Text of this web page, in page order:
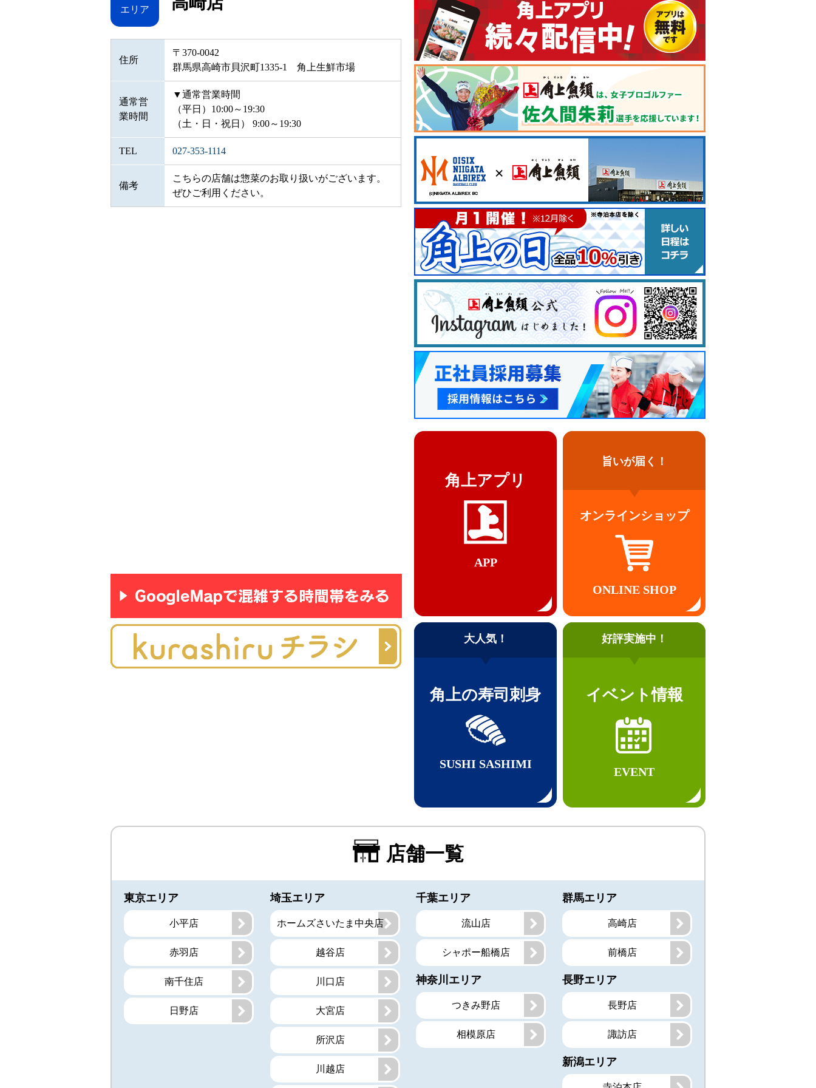
エリア
住所
〒370-0042
群馬県高崎市貝沢町1335-1 角上生鮮市場
通常営
業時間
▼通常営業時間
（平日）10:00～19:30
（土・日・祝日） 9:00～19:30
TEL 027-353-1114
備考
こちらの店舗は惣菜のお取り扱いがございます。
ぜひご利用ください。
角上アプリ
APP
旨いが届く！
オンラインショップ
ONLINE SHOP
大人気！
角上の寿司刺身
SUSHI SASHIMI
好評実施中！
イベント情報
EVENT
店舗一覧
東京エリア
小平店
赤羽店
南千住店
日野店
埼玉エリア
ホームズさいたま中央店
越谷店
川口店
大宮店
所沢店
川越店
千葉エリア
流山店
シャポー船橋店
神奈川エリア
つきみ野店
相模原店
群馬エリア
高崎店
前橋店
長野エリア
長野店
諏訪店
新潟エリア